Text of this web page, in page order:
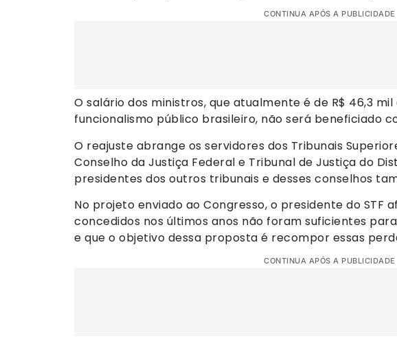
CONTINUA APÓS A PUBLICIDADE
O salário dos ministros, que atualmente é de R$ 46,3
funcionalismo público brasileiro, não será beneficiado
O reajuste abrange os servidores dos Tribunais
Conselho da Justiça Federal e Tribunal de Justiça do
presidentes dos outros tribunais e desses conselhos
No projeto enviado ao Congresso, o presidente do STF
concedidos nos últimos anos não foram suficientes
e que o objetivo dessa proposta é recompor essas
CONTINUA APÓS A PUBLICIDADE